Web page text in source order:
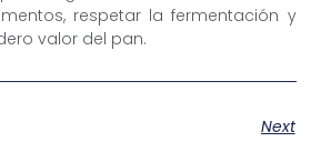
respetar la fermentación y
valor del pan.
Next